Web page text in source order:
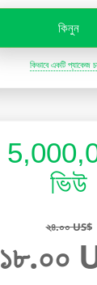
কিনুন
কিভাবে একটি প্যাকেজ
ভিউ
২৪.০০ US$
১৮.০০